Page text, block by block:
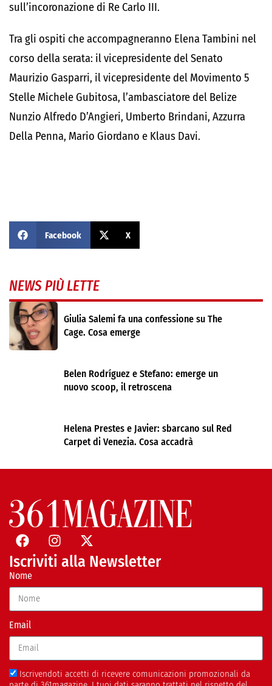
sull’incoronazione di Re Carlo III.
Tra gli ospiti che accompagneranno Elena Tambini nel
corso della serata: il vicepresidente del Senato
Maurizio Gasparri, il vicepresidente del Movimento 5
Stelle Michele Gubitosa, l’ambasciatore del Belize
Nunzio Alfredo D’Angieri, Umberto Brindani, Azzurra
Della Penna, Mario Giordano e Klaus Davi.
Facebook X
NEWS PIÙ LETTE
Giulia Salemi fa una confessione su The
Cage. Cosa emerge
Belen Rodríguez e Stefano: emerge un
nuovo scoop, il retroscena
Helena Prestes e Javier: sbarcano sul Red
Carpet di Venezia. Cosa accadrà
Iscriviti alla Newsletter
Nome
Email
Iscrivendoti accetti di ricevere comunicazioni promozionali da